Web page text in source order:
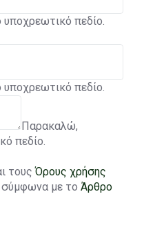
πεδίο.
πεδίο.
Παρακαλώ,
πεδίο.
τουςΌρους χρήσης
σύμφωνα με το Άρθρο